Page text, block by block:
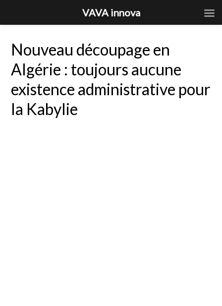
Nouveau découpage en
Algérie : toujours aucune
existence administrative pour
la Kabylie
VAVA innova